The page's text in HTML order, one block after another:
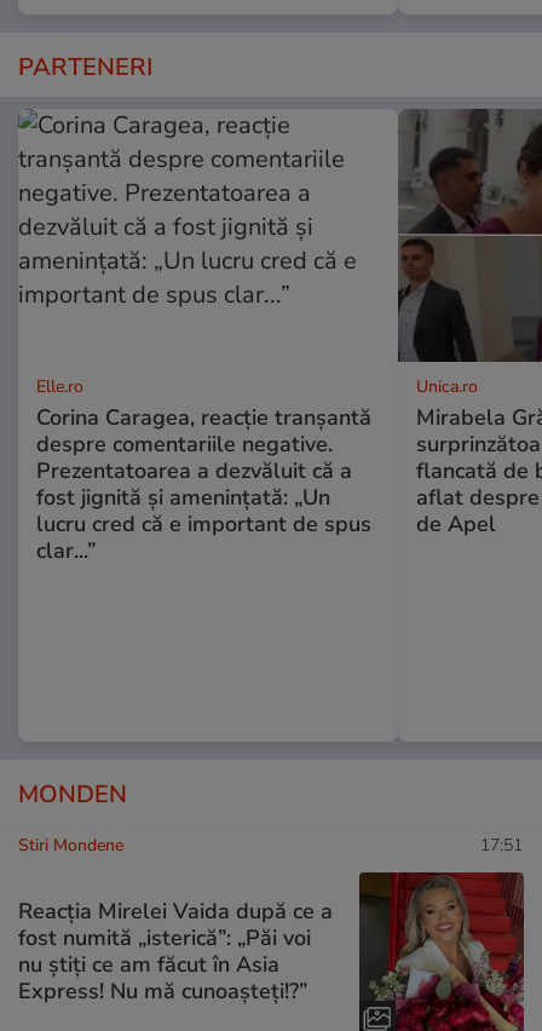
PARTENERI
Elle.ro
Corina Caragea, reacție tranșantă
despre comentariile negative.
Prezentatoarea a dezvăluit că a
fost jignită și amenințată: „Un
lucru cred că e important de spus
clar...”
Unica.ro
Mirabela
flancată de
aflat
de Apel
MONDEN
Stiri Mondene 17:51
Reacția Mirelei Vaida după ce a
fost numită „isterică”: „Păi voi
nu știți ce am făcut în Asia
Express! Nu mă cunoașteți!?”